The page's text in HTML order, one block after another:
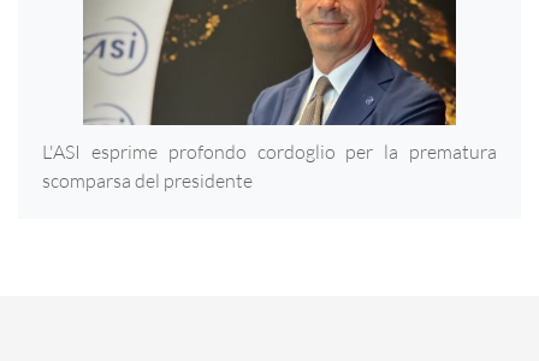
L'ASI esprime profondo cordoglio per la prematura
scomparsa del presidente